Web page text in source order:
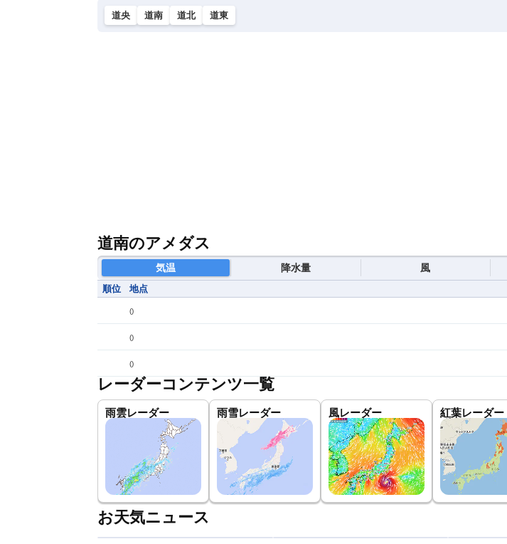
道央 道南 道北 道東
道南のアメダス
気温 降水量 風
順位 地点
()
()
()
レーダーコンテンツ一覧
雨雲レーダー 雨雪レーダー 風レーダー 紅葉レーダー
お天気ニュース